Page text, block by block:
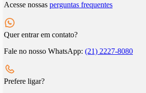
Acesse nossas perguntas frequentes
Quer entrar em contato?
Fale no nosso WhatsApp: (21) 2227-8080
Prefere ligar?